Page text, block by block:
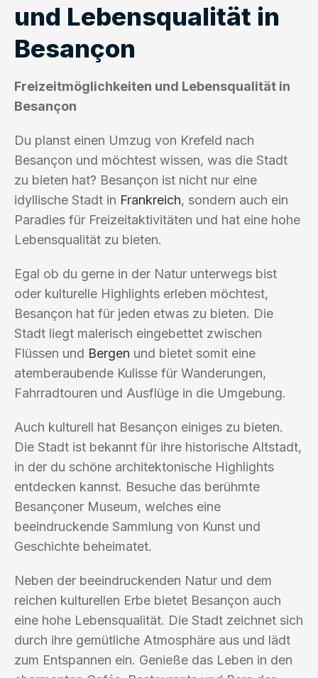
und Lebensqualität in
Besançon
Freizeitmöglichkeiten und Lebensqualität in
Besançon
Du planst einen Umzug von Krefeld nach
Besançon und möchtest wissen, was die Stadt
zu bieten hat? Besançon ist nicht nur eine
idyllische Stadt in Frankreich, sondern auch ein
Paradies für Freizeitaktivitäten und hat eine hohe
Lebensqualität zu bieten.
Egal ob du gerne in der Natur unterwegs bist
oder kulturelle Highlights erleben möchtest,
Besançon hat für jeden etwas zu bieten. Die
Stadt liegt malerisch eingebettet zwischen
Flüssen und Bergen und bietet somit eine
atemberaubende Kulisse für Wanderungen,
Fahrradtouren und Ausflüge in die Umgebung.
Auch kulturell hat Besançon einiges zu bieten.
Die Stadt ist bekannt für ihre historische Altstadt,
in der du schöne architektonische Highlights
entdecken kannst. Besuche das berühmte
Besançoner Museum, welches eine
beeindruckende Sammlung von Kunst und
Geschichte beheimatet.
Neben der beeindruckenden Natur und dem
reichen kulturellen Erbe bietet Besançon auch
eine hohe Lebensqualität. Die Stadt zeichnet sich
durch ihre gemütliche Atmosphäre aus und lädt
zum Entspannen ein. Genieße das Leben in den